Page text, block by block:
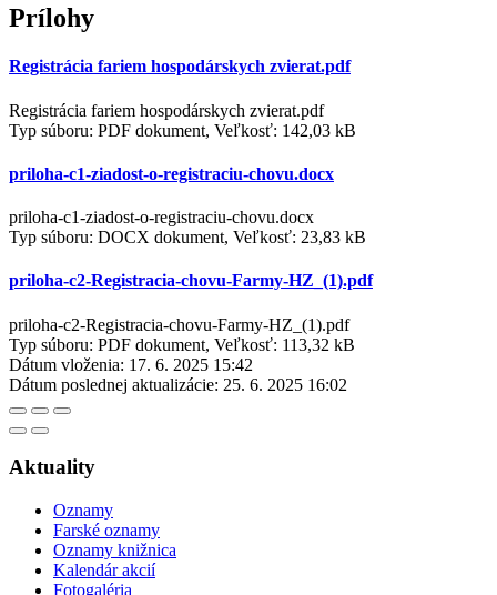
Prílohy
Registrácia fariem hospodárskych zvierat.pdf
Registrácia fariem hospodárskych zvierat.pdf
Typ súboru: PDF dokument, Veľkosť: 142,03 kB
priloha-c1-ziadost-o-registraciu-chovu.docx
priloha-c1-ziadost-o-registraciu-chovu.docx
Typ súboru: DOCX dokument, Veľkosť: 23,83 kB
priloha-c2-Registracia-chovu-Farmy-HZ_(1).pdf
priloha-c2-Registracia-chovu-Farmy-HZ_(1).pdf
Typ súboru: PDF dokument, Veľkosť: 113,32 kB
Dátum vloženia: 17. 6. 2025 15:42
Dátum poslednej aktualizácie: 25. 6. 2025 16:02
Aktuality
Oznamy
Farské oznamy
Oznamy knižnica
Kalendár akcií
Fotogaléria